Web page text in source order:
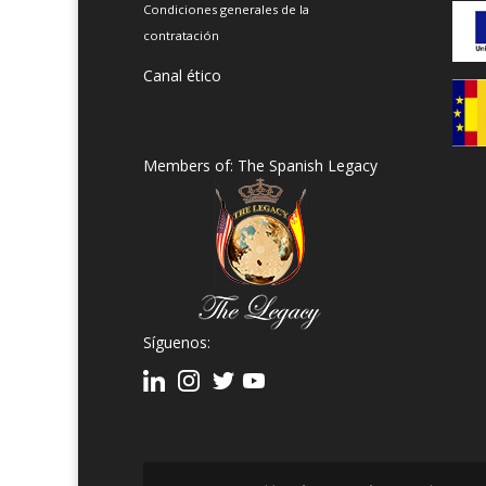
Condiciones generales de la
contratación
Canal ético
Members of: The Spanish Legacy
Síguenos: